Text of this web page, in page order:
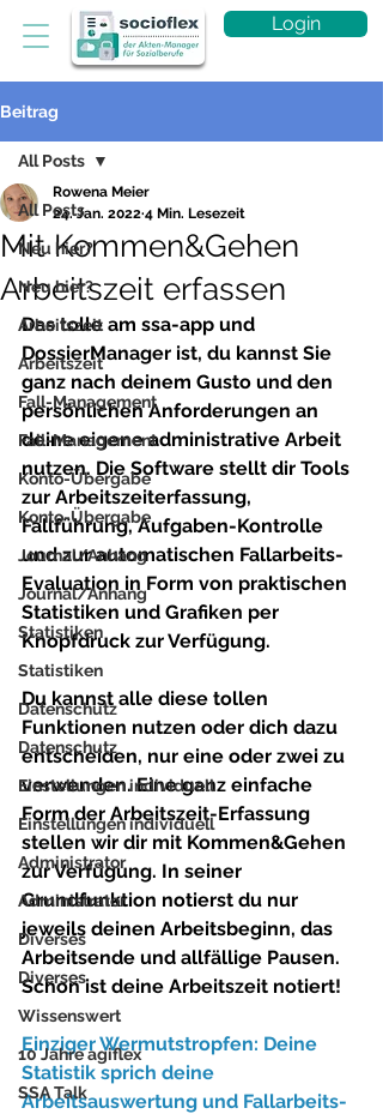
Login
Beitrag
All Posts
Neu hier?
Neu hier?
Arbeitszeit
Arbeitszeit
Fall-Management
Fall-Management
Konto-Übergabe
Konto-Übergabe
Journal/Anhang
Journal/Anhang
Statistiken
Statistiken
Datenschutz
Datenschutz
Einstellungen individuell
Einstellungen individuell
Administrator
Administrator
Diverses
Diverses
Wissenswert
10 Jahre agiflex
SSA Talk
All Posts
Mit Kommen&Gehen
Arbeitszeit erfassen
Rowena Meier
24. Jan. 2022 4 Min. Lesezeit
Das tolle am ssa-app und
DossierManager ist, du kannst Sie
ganz nach deinem Gusto und den
persönlichen Anforderungen an
deine eigene administrative Arbeit
nutzen. Die Software stellt dir Tools
zur Arbeitszeiterfassung,
Fallführung, Aufgaben-Kontrolle
und zur automatischen Fallarbeits-
Evaluation in Form von praktischen
Statistiken und Grafiken per
Knopfdruck zur Verfügung.
Du kannst alle diese tollen
Funktionen nutzen oder dich dazu
entscheiden, nur eine oder zwei zu
verwenden. Eine ganz einfache
Form der Arbeitszeit-Erfassung
stellen wir dir mit Kommen&Gehen
zur Verfügung. In seiner
Grundfunktion notierst du nur
jeweils deinen Arbeitsbeginn, das
Arbeitsende und allfällige Pausen.
Schon ist deine Arbeitszeit notiert!
Einziger Wermutstropfen: Deine
Statistik sprich deine
Arbeitsauswertung und Fallarbeits-